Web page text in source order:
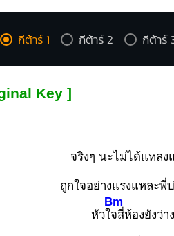
กีต้าร์ 1 กีต้าร์ 2 กีต้าร์
Key ]
จริงๆ นะไม่ได้แหลง
ถูกใจอย่างแรงแหละพี่
หัวใ
Bm
จสี่ห้องยังว่า